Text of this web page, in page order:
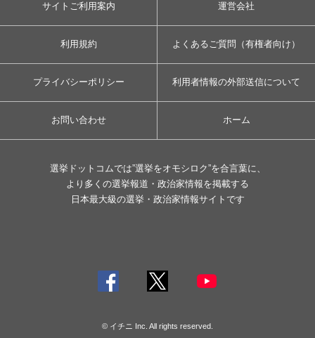
サイトご利用案内 運営会社
利用規約 よくあるご質問（有権者向け）
プライバシーポリシー 利用者情報の外部送信について
お問い合わせ ホーム
選挙ドットコムでは”選挙をオモシロク”を合言葉に、
より多くの選挙報道・政治家情報を掲載する
日本最大級の選挙・政治家情報サイトです
© イチニ Inc. All rights reserved.